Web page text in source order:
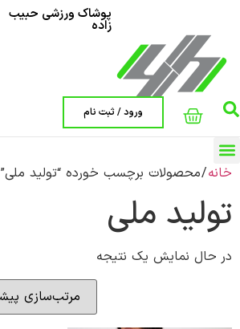
پوشاک ورزشی حبیب
زاده
ورود / ثبت نام
خانه/ محصولات برچسب خورده “تولید ملی”
تولید ملی
در حال نمایش یک نتیجه